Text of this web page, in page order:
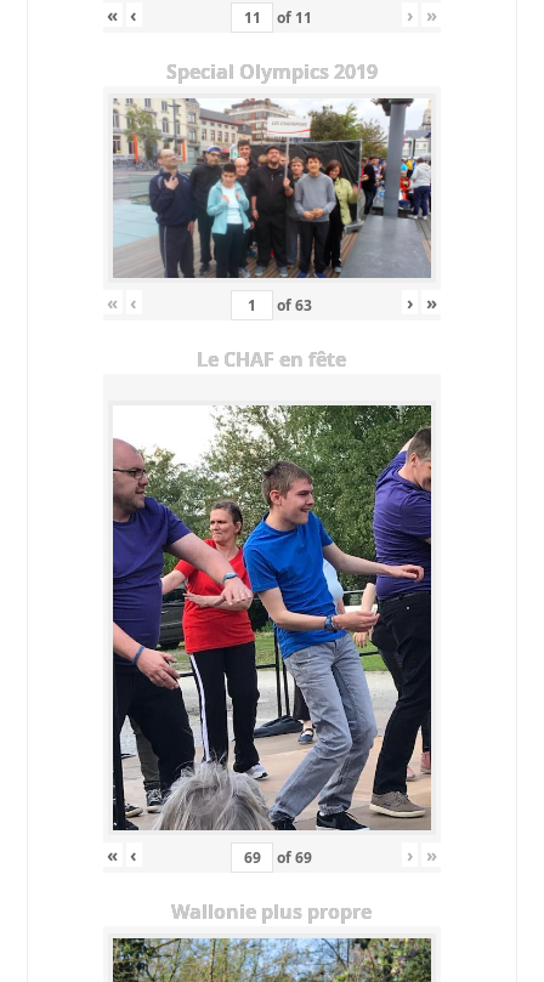
« ‹ of 11 › »
Special Olympics 2019
« ‹ of63 › »
Le CHAF en fête
« ‹ of69 › »
Wallonie plus propre